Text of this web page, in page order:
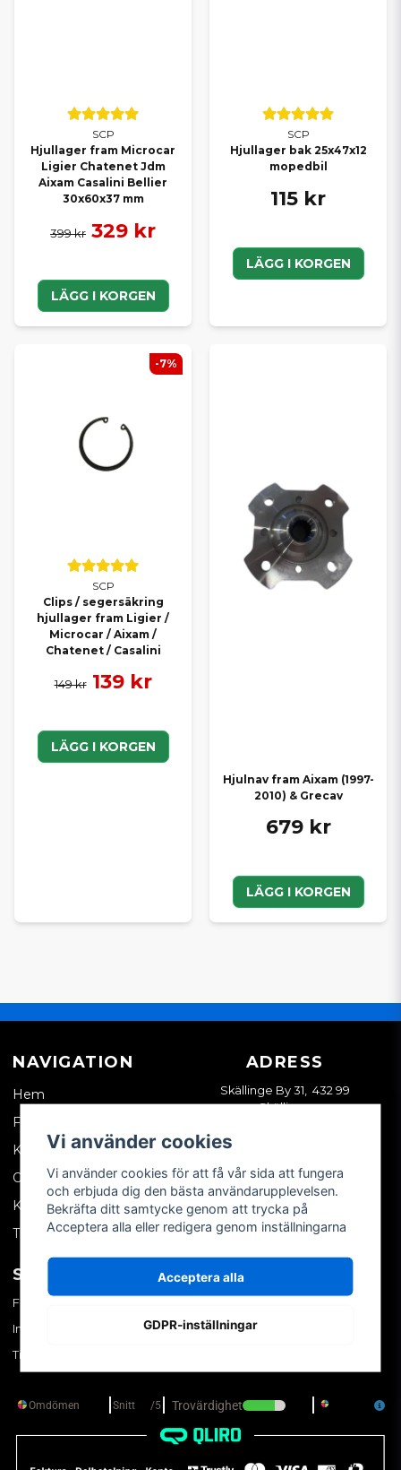
SCP
Hjullager fram Microcar
Ligier Chatenet Jdm
Aixam Casalini Bellier
30x60x37 mm
399 kr 329 kr
LÄGG I KORGEN
SCP
Hjullager bak 25x47x12
mopedbil
115 kr
LÄGG I KORGEN
SCP
Clips / segersäkring
hjullager fram Ligier /
Microcar / Aixam /
Chatenet / Casalini
149 kr 139 kr
LÄGG I KORGEN
-7%
Hjulnav fram Aixam (1997-
2010) & Grecav
679 kr
LÄGG I KORGEN
NAVIGATION
Hem
Företagskund
Kontakta oss
Om oss
Köpvillkor
Tips & trix
ADRESS
Skällinge By 31, 432 99
Skällinge
SOCIALA MEDIER
Facebook
Instagram
TikTok
MITT KONTO
Skapa konto
Vi använder cookies
Vi använder cookies för att få vår sida att fungera
och erbjuda dig den bästa användarupplevelsen.
Bekräfta ditt samtycke genom att trycka på
Acceptera alla eller redigera genom inställningarna
Acceptera alla
GDPR-inställningar